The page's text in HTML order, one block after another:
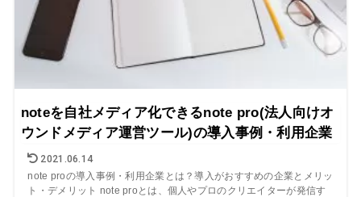
noteを自社メディア化できるnote pro(法人向けオ
ウンドメディア運営ツール)の導入事例・利用企業
2021.06.14
note proの導入事例・利用企業とは？導入がおすすめの企業とメリッ
ト・デメリット note proとは、個人やプロのクリエイターが発信す